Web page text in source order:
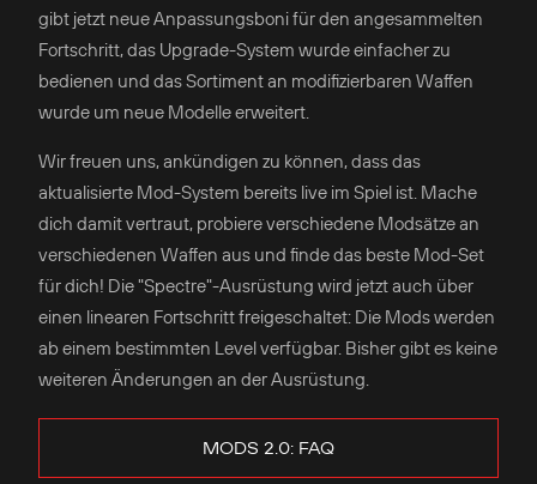
gibt jetzt neue Anpassungsboni für den angesammelten
Fortschritt, das Upgrade-System wurde einfacher zu
bedienen und das Sortiment an modifizierbaren Waffen
wurde um neue Modelle erweitert.
Wir freuen uns, ankündigen zu können, dass das
aktualisierte Mod-System bereits live im Spiel ist. Mache
dich damit vertraut, probiere verschiedene Modsätze an
verschiedenen Waffen aus und finde das beste Mod-Set
für dich! Die "Spectre"-Ausrüstung wird jetzt auch über
einen linearen Fortschritt freigeschaltet: Die Mods werden
ab einem bestimmten Level verfügbar. Bisher gibt es keine
weiteren Änderungen an der Ausrüstung.
MODS 2.0: FAQ